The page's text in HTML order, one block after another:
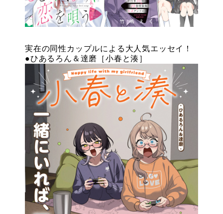
実在の同性カップルによる大人気エッセイ！
●ひあるろん＆達磨［小春と湊］